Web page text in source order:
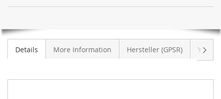
filtresi
AUDI
DEĞIL
Details More Information Hersteller (GPSR)